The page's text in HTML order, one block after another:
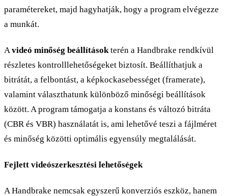
paramétereket, majd hagyhatják, hogy a program elvégezze
a munkát.
A videó minőség beállítások terén a Handbrake rendkívül
részletes kontrolllehetőségeket biztosít. Beállíthatjuk a
bitrátát, a felbontást, a képkockasebességet (framerate),
valamint választhatunk különböző minőségi beállítások
között. A program támogatja a konstans és változó bitráta
(CBR és VBR) használatát is, ami lehetővé teszi a fájlméret
és minőség közötti optimális egyensúly megtalálását.
Fejlett videószerkesztési lehetőségek
A Handbrake nemcsak egyszerű konverziós eszköz, hanem